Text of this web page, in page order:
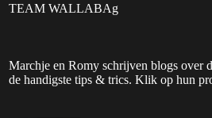
TEAM WALLABAg
Marchje en Romy schrijven blogs over
de handigste tips & trics. Klik op hun